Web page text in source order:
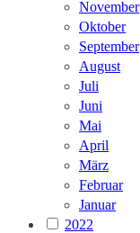
November
Oktober
September
August
Juli
Juni
Mai
April
März
Februar
Januar
2022